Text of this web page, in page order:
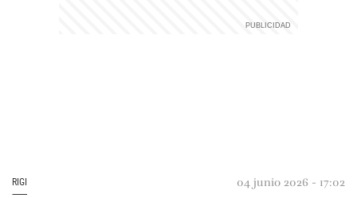
RIGI 04 junio 2026 - 17:02